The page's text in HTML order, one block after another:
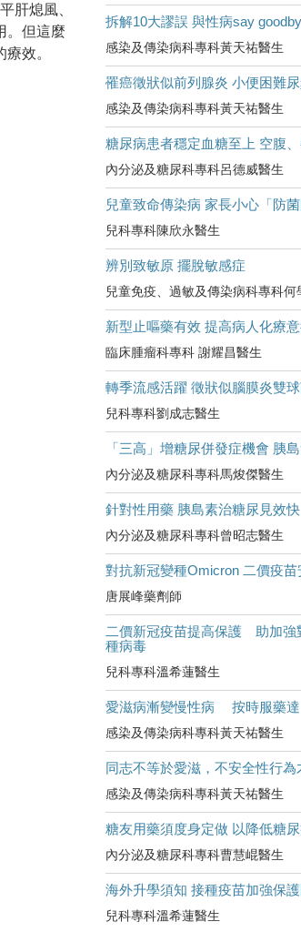
肝熄風、
。但這麼
效。
拆解10大謬誤 與性病say
感染及傳染病科專科黃天祐醫生
罹癌徵狀似前列腺炎 小便困難
感染及傳染病科專科黃天祐醫生
糖尿病患者穩定血糖至上 空腹
內分泌及糖尿科專科呂德威醫生
兒童致命傳染病 家長小心「防菌
兒科專科陳欣永醫生
辨別致敏原 擺脫敏感症
兒童免疫、過敏及傳染病科專科何
新型止嘔藥有效 提高病人化療
臨床腫瘤科專科 謝耀昌醫生
轉季流感活躍 徵狀似腦膜炎雙
兒科專科劉成志醫生
「三高」增糖尿併發症機會 胰
內分泌及糖尿科專科馬焌傑醫生
針對性用藥 胰島素治糖尿見效快
內分泌及糖尿科專科曾昭志醫生
對抗新冠變種Omicron 二價疫苗
唐展峰藥劑師
二價新冠疫苗提高保護 助加強
種病毒
兒科專科溫希蓮醫生
愛滋病漸變慢性病 按時服藥達
感染及傳染病科專科黃天祐醫生
同志不等於愛滋，不安全性行為
感染及傳染病科專科黃天祐醫生
糖友用藥須度身定做 以降低糖
內分泌及糖尿科專科曹慧崐醫生
海外升學須知 接種疫苗加強保
兒科專科溫希蓮醫生